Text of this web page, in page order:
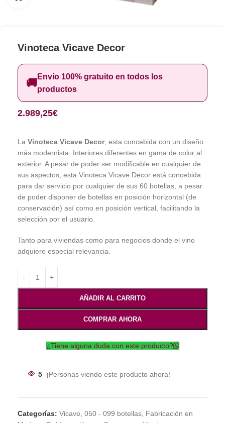
Vinoteca Vicave Decor
🚚Envío 100% gratuito en todos los
productos
2.989,25€
La Vinoteca Vicave Decor, esta concebida con un diseño
más modernista. Interiores diferentes en gama de color al
exterior. A pesar de poder ser modificable en cualquier de
sus aspectos, esta Vinoteca Vicave Decor está concebida
para dar servicio por cualquier de sus 60 botellas, a pesar
de poder disponer de botellas en posición horizontal (de
conservación) así como en posición vertical, facilitando la
selección por el usuario.
Tanto para viviendas como para negocios donde el vino
adquiere especial relevancia.
AÑADIR AL CARRITO
COMPRAR AHORA
¿Tiene alguna duda con este producto?
5 ¡Personas viendo este producto ahora!
Categorías: Vicave 050 - 099 botellas Fabricación en